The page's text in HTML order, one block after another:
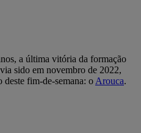
a última vitória da formação
sido em novembro de 2022,
deste fim-de-semana: o Arouca.